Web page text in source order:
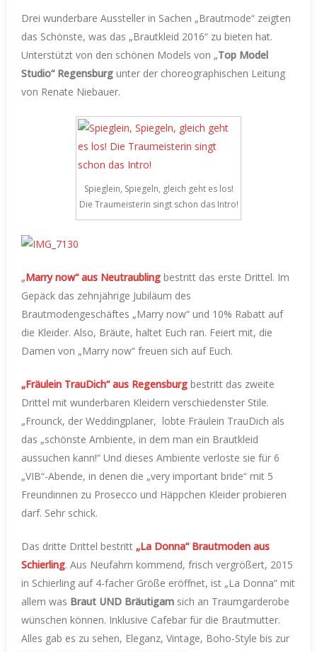
Drei wunderbare Aussteller in Sachen „Brautmode“ zeigten
das Schönste, was das „Brautkleid 2016“ zu bieten hat.
Unterstützt von den schönen Models von „Top Model
Studio“ Regensburg unter der choreographischen Leitung
von Renate Niebauer.
Spieglein, Spiegeln, gleich geht es los!
Die Traumeisterin singt schon das Intro!
„Marry now“ aus Neutraubling bestritt das erste Drittel. Im
Gepäck das zehnjährige Jubiläum des
Brautmodengeschäftes „Marry now“ und 10% Rabatt auf
die Kleider. Also, Bräute, haltet Euch ran. Feiert mit, die
Damen von „Marry now“ freuen sich auf Euch.
„Fräulein TrauDich“ aus Regensburg bestritt das zweite
Drittel mit wunderbaren Kleidern verschiedenster Stile.
„Frounck, der Weddingplaner, lobte Fräulein TrauDich als
das „schönste Ambiente, in dem man ein Brautkleid
aussuchen kann!“ Und dieses Ambiente verloste sie für 6
„VIB“-Abende, in denen die „very important bride“ mit 5
Freundinnen zu Prosecco und Häppchen Kleider probieren
darf. Sehr schick.
Das dritte Drittel bestritt „La Donna“ Brautmoden aus
Schierling. Aus Neufahrn kommend, frisch vergrößert, 2015
in Schierling auf 4-facher Größe eröffnet, ist „La Donna“ mit
allem was Braut UND Bräutigam sich an Traumgarderobe
wünschen können. Inklusive Cafebar für die Brautmutter.
Alles gab es zu sehen, Eleganz, Vintage, Boho-Style bis zur